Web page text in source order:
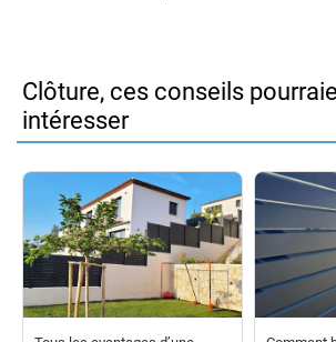
Clôture, ces conseils
intéresser